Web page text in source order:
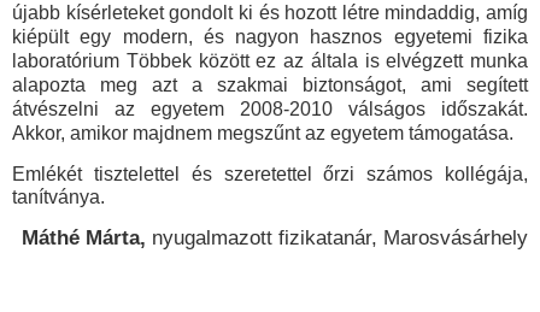
újabb kísérleteket gondolt ki és hozott létre mindaddig, amíg
kiépült egy modern, és nagyon hasznos egyetemi fizika
laboratórium Többek között ez az általa is elvégzett munka
alapozta meg azt a szakmai biztonságot, ami segített
átvészelni az egyetem 2008-2010 válságos időszakát.
Akkor, amikor majdnem megszűnt az egyetem támogatása.
Emlékét tisztelettel és szeretettel őrzi számos kollégája,
tanítványa.
Máthé Márta, nyugalmazott fizikatanár, Marosvásárhely